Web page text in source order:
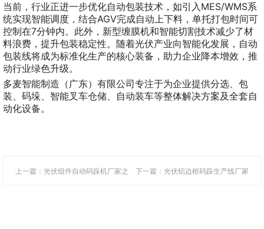
当前，行业正进一步优化自动包装技术，如引入MES/WMS系
统实现智能调度，结合AGV完成自动上下料，单托打包时间可
控制在7分钟内。此外，新型缠膜机和智能切割技术减少了材
料浪费，提升包装稳定性。随着光伏产业向智能化发展，自动
包装线将成为标准化生产的核心装备，助力企业降本增效，推
动行业绿色升级。
多麦智能制造（广东）有限公司专注于为企业提供分选、包
装、码垛、智能叉车仓储、自动装车等整体解决方案及全套自
动化设备。
上一篇：光伏组件自动码跺机厂家之 下一篇：光伏铝边框码跺生产线厂家